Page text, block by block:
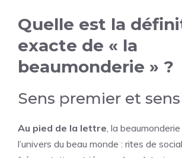
Quelle est la
exacte de « la
beaumonderie » ?
Sens premier et
Au pied de la lettre, la
l’univers du beau monde : rites de